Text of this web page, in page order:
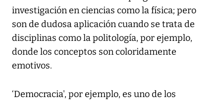
investigación en ciencias como la física; pero
son de dudosa aplicación cuando se trata de
disciplinas como la politología, por ejemplo,
donde los conceptos son coloridamente
emotivos.
‘Democracia', por ejemplo, es uno de los